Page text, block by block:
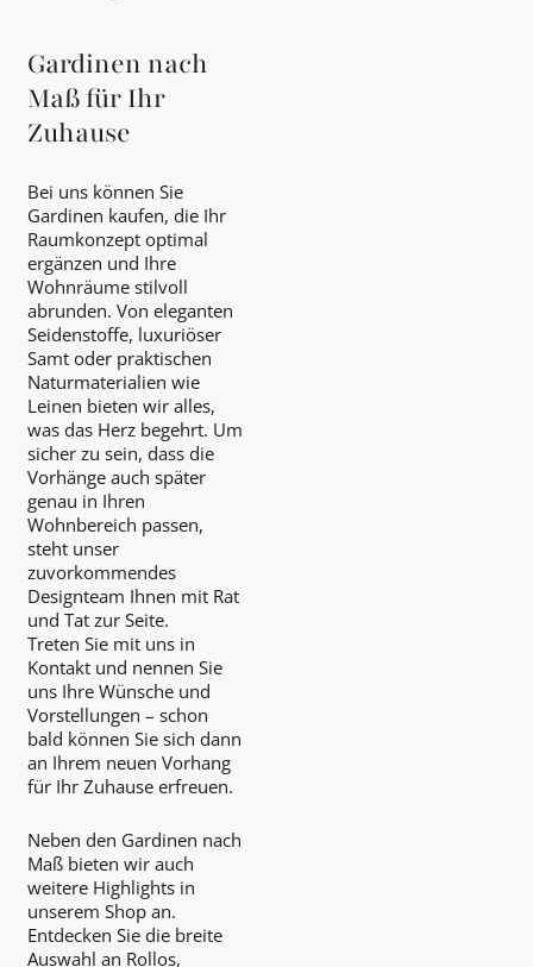
Gardinen nach
Maß für Ihr
Zuhause
Bei uns können Sie
Gardinen kaufen, die Ihr
Raumkonzept optimal
ergänzen und Ihre
Wohnräume stilvoll
abrunden. Von eleganten
Seidenstoffe, luxuriöser
Samt oder praktischen
Naturmaterialien wie
Leinen bieten wir alles,
was das Herz begehrt. Um
sicher zu sein, dass die
Vorhänge auch später
genau in Ihren
Wohnbereich passen,
steht unser
zuvorkommendes
Designteam Ihnen mit Rat
und Tat zur Seite.
Treten Sie mit uns in
Kontakt und nennen Sie
uns Ihre Wünsche und
Vorstellungen – schon
bald können Sie sich dann
an Ihrem neuen Vorhang
für Ihr Zuhause erfreuen.
Neben den Gardinen nach
Maß bieten wir auch
weitere Highlights in
unserem Shop an.
Entdecken Sie die breite
Auswahl an Rollos,